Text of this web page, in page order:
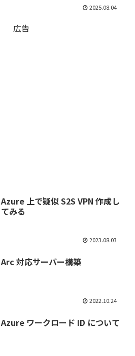
2025.08.04
広告
Azure 上で疑似 S2S VPN 作成し
てみる
2023.08.03
Arc 対応サーバー構築
2022.10.24
Azure ワークロード ID について